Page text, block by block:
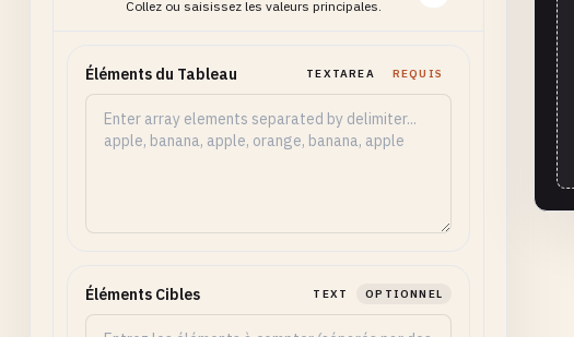
Collez ou saisissez les valeurs principales.
Éléments du Tableau TEXTAREA REQUIS
Éléments Cibles TEXT OPTIONNEL